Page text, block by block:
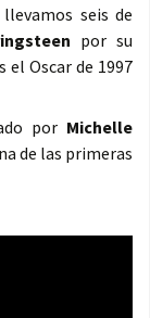
seis de
por su
el Oscar de 1997
por Michelle
de las primeras